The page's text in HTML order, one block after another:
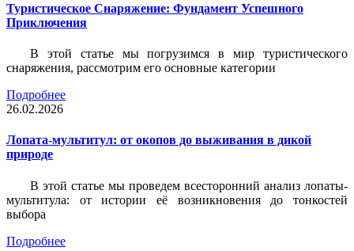
Туристическое Снаряжение: Фундамент Успешного
Приключения
В этой статье мы погрузимся в мир туристического
снаряжения, рассмотрим его основные категории
Подробнее
26.02.2026
Лопата-мультитул: от окопов до выживания в дикой
природе
В этой статье мы проведем всесторонний анализ лопаты-
мультитула: от истории её возникновения до тонкостей
выбора
Подробнее